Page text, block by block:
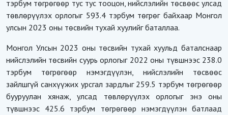
тэрбум төгрөгөөр тус тус тооцон, нийслэлийн төсвөөс улсад
төвлөрүүлэх орлогыг 593.4 тэрбум төгрөг байхаар Монгол
улсын 2023 оны төсвийн тухай хуулийг баталлаа.
Монгол Улсын 2023 оны төсвийн тухай хуульд баталснаар
нийслэлийн төсвийн суурь орлогыг 2022 оны түвшнээс 238.0
тэрбум төгрөгөөр нэмэгдүүлэн, нийслэлийн төсвөөс
зайлшгүй санхүүжих урсгал зардлыг 259.5 тэрбум төгрөгөөр
бууруулан хянаж, улсад төвлөрүүлэх орлогыг энэ оны
түвшнээс 425.6 тэрбум төгрөгөөр нэмэгдүүлэн батлаад